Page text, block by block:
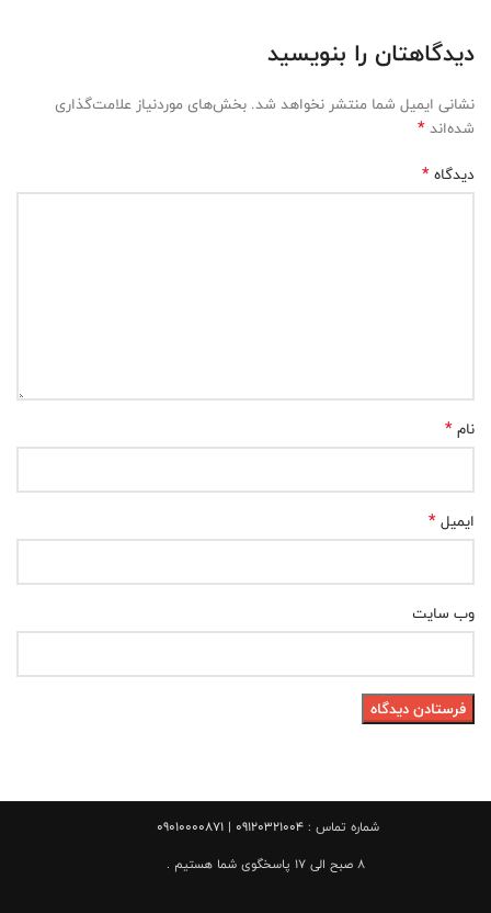
دیدگاهتان را بنویسید
نشانی ایمیل شما منتشر نخواهد شد. بخش‌های موردنیاز علامت‌گذاری
شده‌اند*
دیدگاه*
نام*
ایمیل*
وب‌ سایت
شماره تماس : 09120321004 | 09010000871